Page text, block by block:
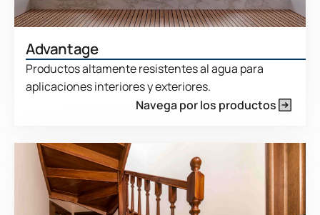
Advantage
Productos altamente resistentes al agua para
aplicaciones interiores y exteriores.
Navega por los productos